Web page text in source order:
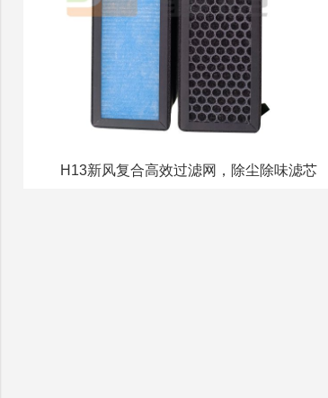
H13新风复合高效过滤网，除尘除味滤芯